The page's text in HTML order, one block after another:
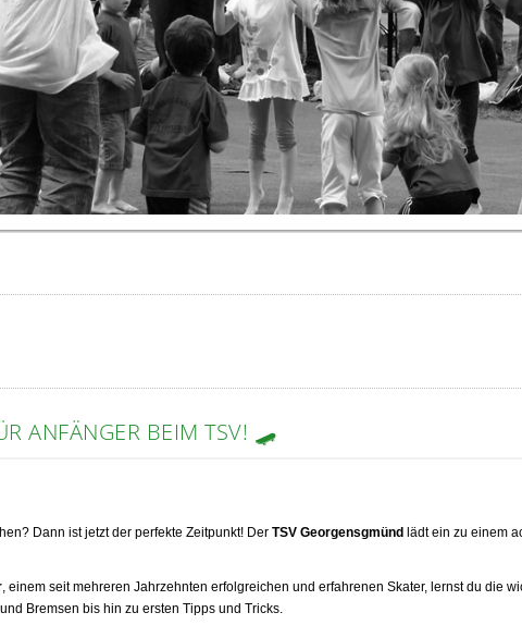
ANFÄNGER BEIM TSV! 🛹
Dann ist jetzt der perfekte Zeitpunkt! DerTSV Georgensgmünd lädt ein zu einem
, einem seit mehreren Jahrzehnten erfolgreichen und erfahrenen Skater, lernst du die
Bremsen bis hin zu ersten Tipps und Tricks.